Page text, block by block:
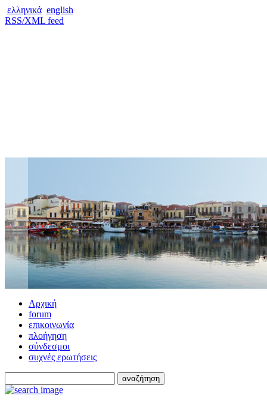
ελληνικά english
RSS/XML feed
Αρχική
forum
επικοινωνία
πλοήγηση
σύνδεσμοι
συχνές ερωτήσεις